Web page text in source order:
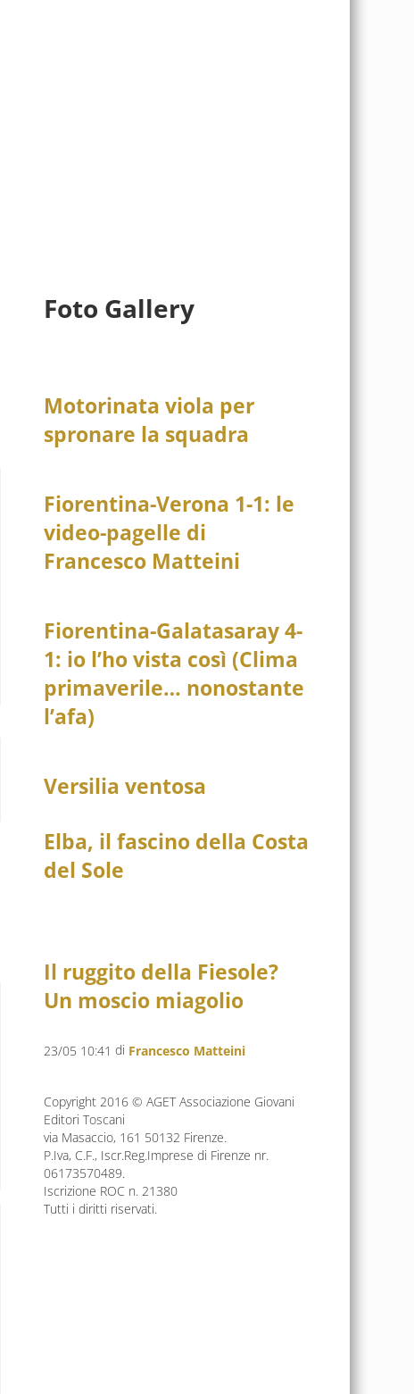
Foto Gallery
Motorinata viola per
spronare la squadra
Fiorentina-Verona 1-1: le
video-pagelle di
Francesco Matteini
Fiorentina-Galatasaray 4-
1: io l’ho vista così (Clima
primaverile… nonostante
l’afa)
Versilia ventosa
Elba, il fascino della Costa
del Sole
Il ruggito della Fiesole?
Un moscio miagolio
23/05 10:41 di Francesco Matteini
Copyright 2016 © AGET Associazione Giovani
Editori Toscani
via Masaccio, 161 50132 Firenze.
P.Iva, C.F., Iscr.Reg.Imprese di Firenze nr.
06173570489.
Iscrizione ROC n. 21380
Tutti i diritti riservati.